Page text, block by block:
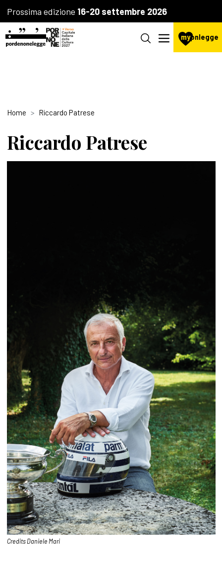
Prossima edizione 16-20 settembre 2026
mypnlegge
Home Riccardo Patrese
Riccardo Patrese
Credits Daniele Mari